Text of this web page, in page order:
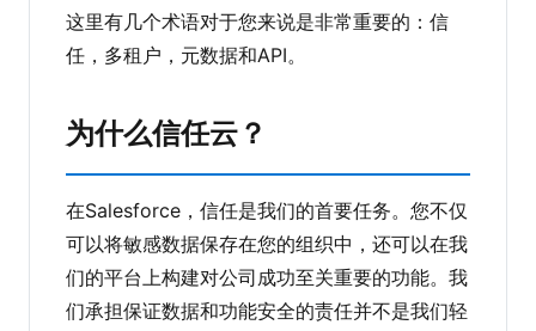
这里有几个术语对于您来说是非常重要的：信
任，多租户，元数据和API。
为什么信任云？
在Salesforce，信任是我们的首要任务。您不仅
可以将敏感数据保存在您的组织中，还可以在我
们的平台上构建对公司成功至关重要的功能。我
们承担保证数据和功能安全的责任并不是我们轻